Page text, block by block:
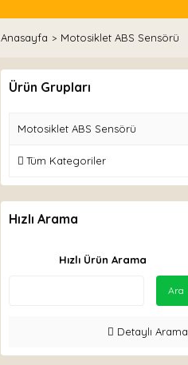
Anasayfa Motosiklet ABS Sensörü
Ürün Grupları
Motosiklet ABS Sensörü
Tüm Kategoriler
Hızlı Arama
Hızlı Ürün Arama
Ara
Detaylı Arama